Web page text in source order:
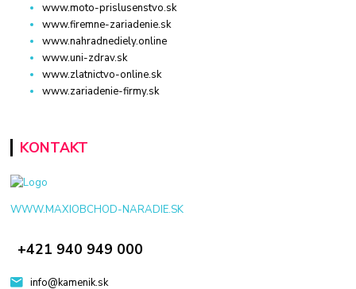
www.moto-prislusenstvo.sk
www.firemne-zariadenie.sk
www.nahradnediely.online
www.uni-zdrav.sk
www.zlatnictvo-online.sk
www.zariadenie-firmy.sk
KONTAKT
WWW.MAXIOBCHOD-NARADIE.SK
+421 940 949 000
info@kamenik.sk